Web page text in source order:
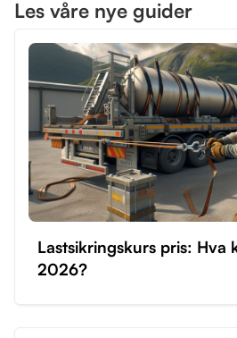
Les våre nye guider
Lastsikringskurs pris: Hva
2026?